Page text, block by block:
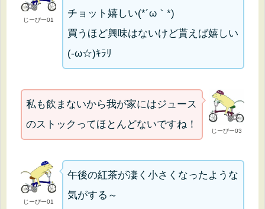
じーぴー01
チョット嬉しい(*´ω｀*)
買うほど興味はないけど貰えば嬉しい
(-ω☆)ｷﾗﾘ
じーぴー03
私も飲まないから我が家にはジュース
のストックってほとんどないですね！
じーぴー01
午後の紅茶が凄く小さくなったような
気がする～